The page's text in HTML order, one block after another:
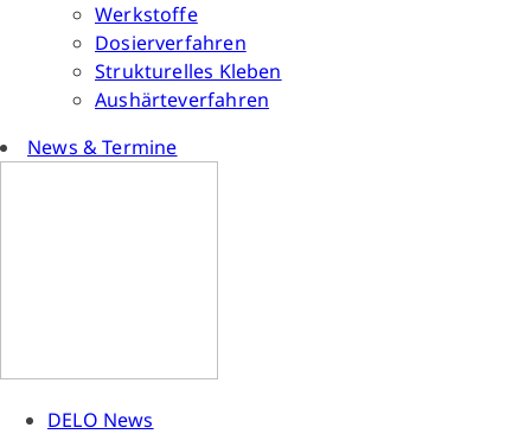
Werkstoffe
Dosierverfahren
Strukturelles Kleben
Aushärteverfahren
News & Termine
DELO News